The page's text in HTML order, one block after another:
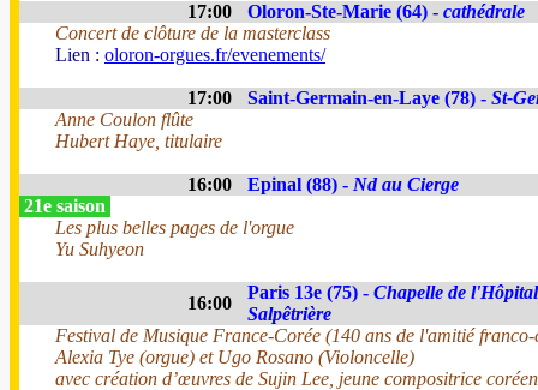
17:00 Oloron-Ste-Marie (64) - cathédrale
Concert de clôture de la masterclass
Lien : oloron-orgues.fr/evenements/
17:00 Saint-Germain-en-Laye (78) - St-
Anne Coulon flûte
Hubert Haye, titulaire
16:00 Epinal (88) - Nd au Cierge
21e saison
Les plus belles pages de l'orgue
Yu Suhyeon
16:00
Paris 13e (75) - Chapelle de
Salpêtrière
Festival de Musique France-Corée (140 ans de l'amitié franco-
Alexia Tye (orgue) et Ugo Rosano (Violoncelle)
avec création d’œuvres de Sujin Lee, jeune compositrice